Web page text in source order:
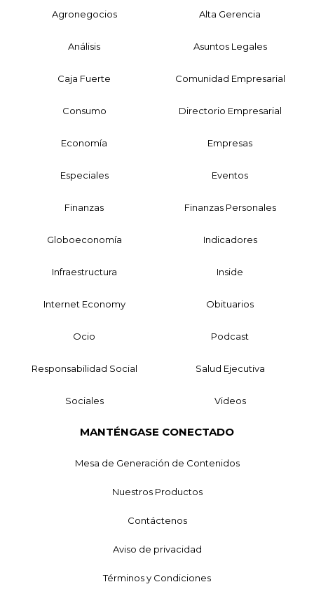
Agronegocios Alta Gerencia
Análisis Asuntos Legales
Caja Fuerte Comunidad Empresarial
Consumo Directorio Empresarial
Economía Empresas
Especiales Eventos
Finanzas Finanzas Personales
Globoeconomía Indicadores
Infraestructura Inside
Internet Economy Obituarios
Ocio Podcast
Responsabilidad Social Salud Ejecutiva
Sociales Videos
MANTÉNGASE CONECTADO
Mesa de Generación de Contenidos
Nuestros Productos
Contáctenos
Aviso de privacidad
Términos y Condiciones